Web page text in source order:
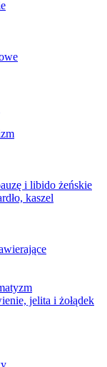
i libido żeńskie
kaszel
jelita i żołądek